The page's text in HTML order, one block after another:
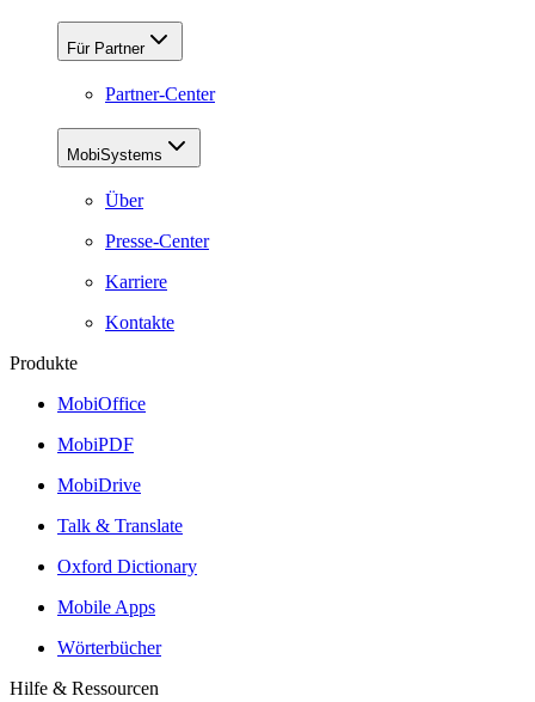
Für Partner
Partner-Center
MobiSystems
Über
Presse-Center
Karriere
Kontakte
Produkte
MobiOffice
MobiPDF
MobiDrive
Talk & Translate
Oxford Dictionary
Mobile Apps
Wörterbücher
Hilfe & Ressourcen